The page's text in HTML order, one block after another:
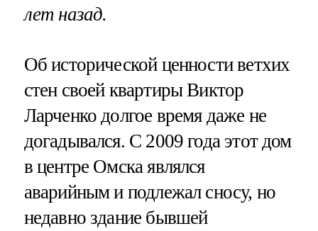
лет назад.
Об исторической ценности ветхих
стен своей квартиры Виктор
Ларченко долгое время даже не
догадывался. С 2009 года этот дом
в центре Омска являлся
аварийным и подлежал сносу, но
недавно здание бывшей